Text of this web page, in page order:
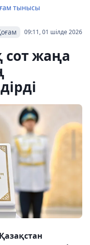
тынысы
09:11, 01 шілде 2026
сот жаңа